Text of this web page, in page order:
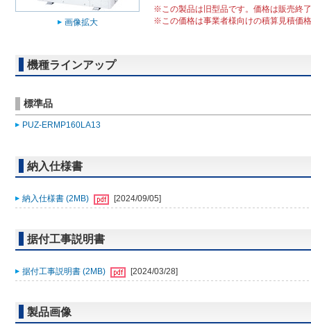
画像拡大
※この製品は旧型品です。価格は販売終
※この価格は事業者様向けの積算見積価
機種ラインアップ
標準品
PUZ-ERMP160LA13
納入仕様書
納入仕様書 (2MB) [2024/09/05]
据付工事説明書
据付工事説明書 (2MB) [2024/03/28]
製品画像